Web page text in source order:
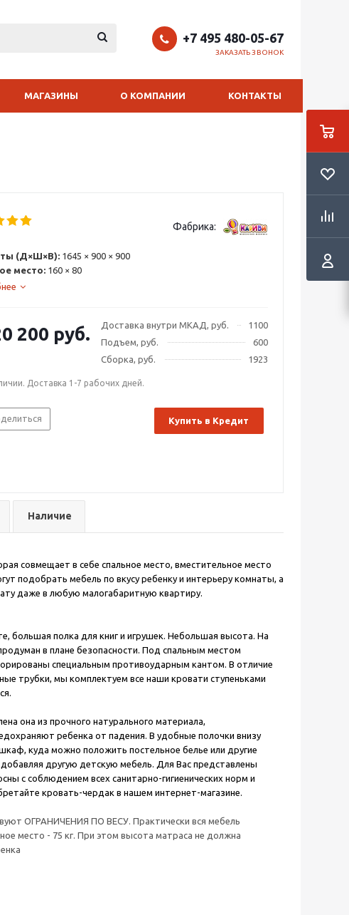
+7 495 480-05-67
ЗАКАЗАТЬ ЗВОНОК
МАГАЗИНЫ О КОМПАНИИ КОНТАКТЫ
Фабрика:
(Д×Ш×В): 1645 × 900 × 900
место: 160 × 80
Доставка внутри МКАД, руб.
1100
Подъем, руб.
600
Сборка, руб.
1923
200 руб.
Доставка 1-7 рабочих дней.
Купить в Кредит
Наличие
совмещает в себе спальное место, вместительное место
подобрать мебель по вкусу ребенку и интерьеру комнаты, а
даже в любую малогабаритную квартиру.
большая полка для книг и игрушек. Небольшая высота. На
в плане безопасности. Под спальным местом
специальным противоударным кантом. В отличие
трубки, мы комплектуем все наши кровати ступеньками
она из прочного натурального материала,
ребенка от падения. В удобные полочки внизу
куда можно положить постельное белье или другие
другую детскую мебель. Для Вас представлены
с соблюдением всех санитарно-гигиенических норм и
кровать-чердак в нашем интернет-магазине.
ОГРАНИЧЕНИЯ ПО ВЕСУ. Практически вся мебель
место - 75 кг. При этом высота матраса не должна